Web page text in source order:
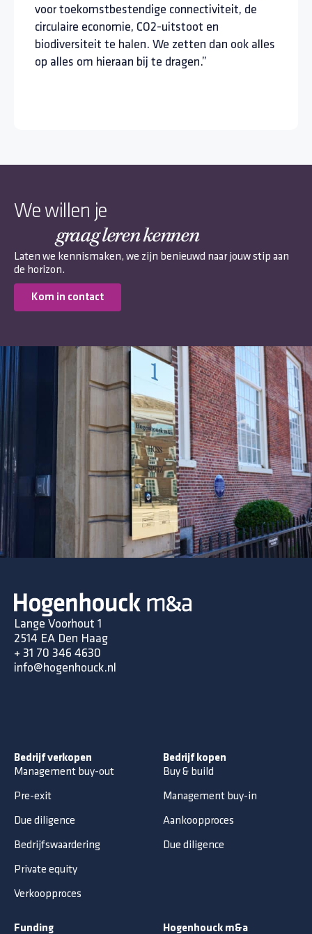
voor toekomstbestendige connectiviteit, de
circulaire economie, CO2-uitstoot en
biodiversiteit te halen. We zetten dan ook alles
op alles om hieraan bij te dragen.”
We willen je
graag leren kennen
Laten we kennismaken, we zijn benieuwd naar jouw stip aan
de horizon.
Kom in contact
Lange Voorhout 1
2514 EA Den Haag
+ 31 70 346 4630
info@hogenhouck.nl
Bedrijf verkopen
Management buy-out
Pre-exit
Due diligence
Bedrijfswaardering
Private equity
Verkoopproces
Bedrijf kopen
Buy & build
Management buy-in
Aankoopproces
Due diligence
Funding Hogenhouck m&a